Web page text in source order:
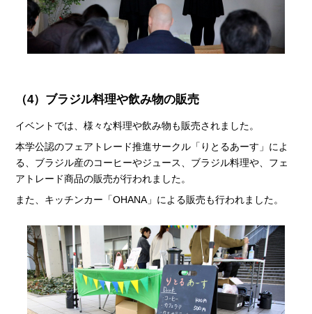
（4）ブラジル料理や飲み物の販売
イベントでは、様々な料理や飲み物も販売されました。
本学公認のフェアトレード推進サークル「りとるあーす」によ
る、ブラジル産のコーヒーやジュース、ブラジル料理や、フェ
アトレード商品の販売が行われました。
また、キッチンカー「OHANA」による販売も行われました。